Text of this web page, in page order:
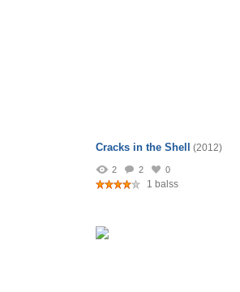
Cracks in the Shell (2012)
2 2 0
1 balss